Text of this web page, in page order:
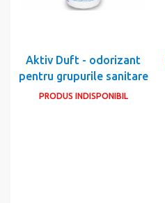
Aktiv Duft - odorizant
pentru grupurile sanitare
PRODUS INDISPONIBIL